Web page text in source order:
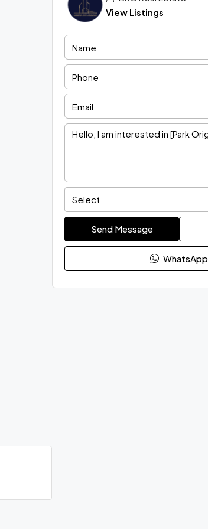
View Listings
Select
Send Message
WhatsApp